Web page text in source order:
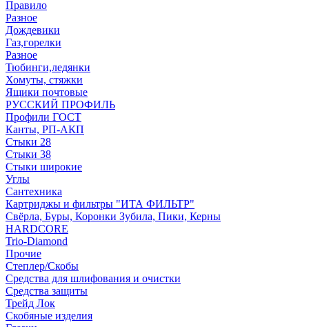
Правило
Разное
Дождевики
Газ,горелки
Разное
Тюбинги,ледянки
Хомуты, стяжки
Ящики почтовые
РУССКИЙ ПРОФИЛЬ
Профили ГОСТ
Канты, РП-АКП
Стыки 28
Стыки 38
Стыки широкие
Углы
Сантехника
Картриджы и фильтры "ИТА ФИЛЬТР"
Свёрла, Буры, Коронки Зубила, Пики, Керны
HARDCORE
Trio-Diamond
Прочие
Степлер/Скобы
Средства для шлифования и очистки
Средства защиты
Трейд Лок
Скобяные изделия